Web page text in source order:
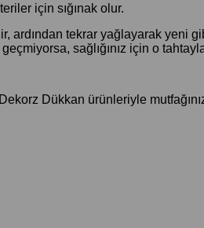
için sığınak olur.
ardından tekrar yağlayarak yeni
sağlığınız için o
Dükkan ürünleriyle